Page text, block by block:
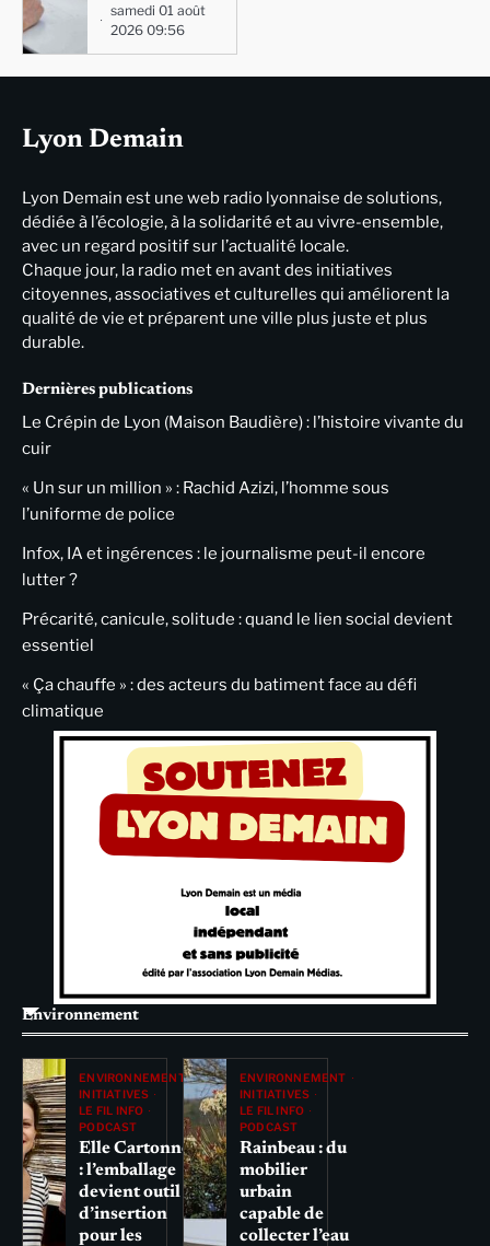
samedi 01 août
2026 09:56
Lyon Demain
Lyon Demain est une web radio lyonnaise de solutions,
dédiée à l’écologie, à la solidarité et au vivre-ensemble,
avec un regard positif sur l’actualité locale.
Chaque jour, la radio met en avant des initiatives
citoyennes, associatives et culturelles qui améliorent la
qualité de vie et préparent une ville plus juste et plus
durable.
Dernières publications
Le Crépin de Lyon (Maison Baudière) : l’histoire vivante du
cuir
« Un sur un million » : Rachid Azizi, l’homme sous
l’uniforme de police
Infox, IA et ingérences : le journalisme peut-il encore
lutter ?
Précarité, canicule, solitude : quand le lien social devient
essentiel
« Ça chauffe » : des acteurs du batiment face au défi
climatique
Environnement
ENVIRONNEMENT
INITIATIVES
LE FIL INFO
PODCAST
Elle Cartonne
: l’emballage
devient outil
d’insertion
pour les
ENVIRONNEMENT
INITIATIVES
LE FIL INFO
PODCAST
Rainbeau : du
mobilier
urbain
capable de
collecter l’eau